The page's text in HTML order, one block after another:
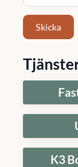
Skicka
K3